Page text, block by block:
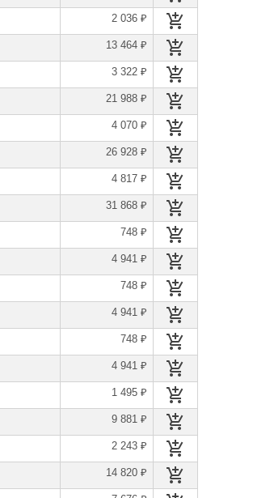
2 036 ₽
13 464 ₽
3 322 ₽
21 988 ₽
4 070 ₽
26 928 ₽
4 817 ₽
31 868 ₽
748 ₽
4 941 ₽
748 ₽
4 941 ₽
748 ₽
4 941 ₽
1 495 ₽
9 881 ₽
2 243 ₽
14 820 ₽